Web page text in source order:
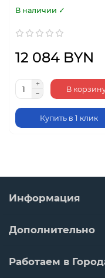
В наличии ✓
12 084 BYN
В
Купить в 1 клик
Информация
Дополнительно
Работаем в